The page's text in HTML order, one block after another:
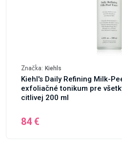
Značka: Kiehls
Kiehl's Daily Refining Milk-
exfoliačné tonikum pre
citlivej 200 ml
84 €